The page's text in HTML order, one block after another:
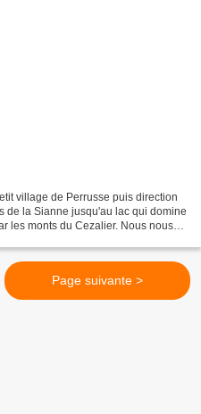
village de Perrusse puis direction
de la Sianne jusqu'au lac qui domine
les monts du Cezalier. Nous nous
Page suivante >